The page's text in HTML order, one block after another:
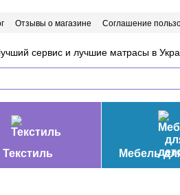
Отзывы о магазине Соглашение
сервис и лучшие матрасы в
Текстиль Мебель